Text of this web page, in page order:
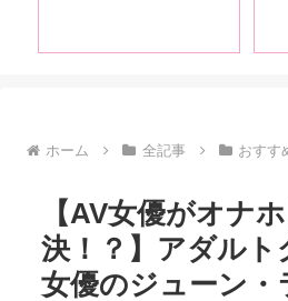
ホーム 全記事 おすす
【AV女優がオナ
決！？】アダルト
女優のジューン